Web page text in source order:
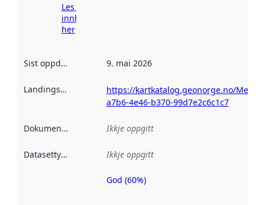
Les meir om
innhenting
her
Sist oppdatert 9. mai 2026
Landingsside
https://kartkatalog.geonorge.no/
a7b6-4e46-b370-99d7e2c6c1c7
Dokumentasjon Ikkje oppgitt
Datasettype Ikkje oppgitt
Metadatakvalitet
God (60%)